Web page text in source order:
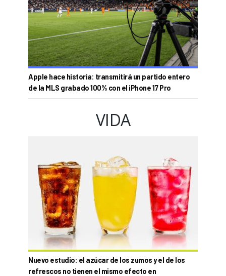
Apple hace historia: transmitirá un partido entero
de la MLS grabado 100% con el iPhone 17 Pro
VIDA
Nuevo estudio: el azúcar de los zumos y el de los
refrescos no tienen el mismo efecto en